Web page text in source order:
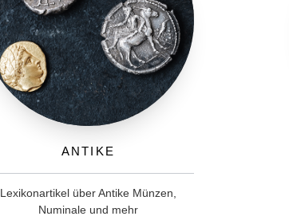
Antike
Lexikonartikel über Antike Münzen,
Numinale und mehr